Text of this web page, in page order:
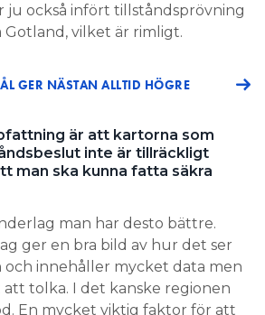
ju också infört tillståndsprövning
vilket är rimligt.
GER NÄSTAN ALLTID HÖGRE
är att kartorna som
inte är tillräckligt
man ska kunna fatta säkra
man har desto bättre.
ger en bra bild av hur det ser
innehåller mycket data men
att tolka. I det kanske regionen
En mycket viktig faktor för att